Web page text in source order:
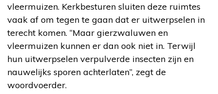
vleermuizen. Kerkbesturen sluiten deze ruimtes
vaak af om tegen te gaan dat er uitwerpselen in
terecht komen. “Maar gierzwaluwen en
vleermuizen kunnen er dan ook niet in. Terwijl
hun uitwerpselen verpulverde insecten zijn en
nauwelijks sporen achterlaten”, zegt de
woordvoerder.